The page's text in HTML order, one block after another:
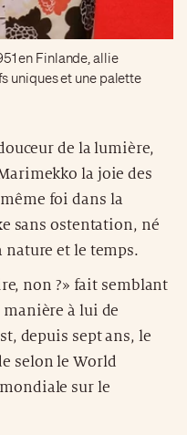
en Finlande, allie
uniques et une palette
de la lumière,
la joie des
foi dans la
sans ostentation, né
nature et le temps.
non ?» fait semblant
manière à lui de
depuis sept ans, le
selon le World
sur le